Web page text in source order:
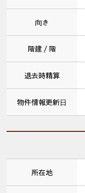
向き
階建 / 階
退去時精算
物件情報更新⽇
所在地